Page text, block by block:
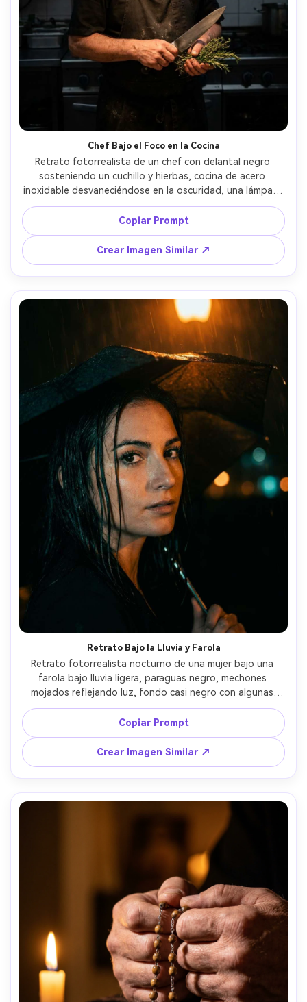
Chef Bajo el Foco en la Cocina
Retrato fotorrealista de un chef con delantal negro
sosteniendo un cuchillo y hierbas, cocina de acero
inoxidable desvaneciéndose en la oscuridad, una lámpara
práctica desde arriba crea un foco duro en el rostro y las
manos, sombras dramáticas, tomada con Canon R5 35mm
f/1.8, encuadre tres cuartos, alto contraste, textura
nítida en manos y delantal, estilo editorial claroscuro --ar
4:5
Copiar Prompt
Crear Imagen Similar ↗
Retrato Bajo la Lluvia y Farola
Retrato fotorrealista nocturno de una mujer bajo una
farola bajo lluvia ligera, paraguas negro, mechones
mojados reflejando luz, fondo casi negro con algunas
luces bokeh a lo lejos, fuerte contraste de claroscuro,
tomada con Sony A7IV 50mm f/1.2, plano cerrado,
gradación cinematográfica azul-ámbar, detalle ultra real
en la piel, ojos nítidos --ar 4:5
Copiar Prompt
Crear Imagen Similar ↗